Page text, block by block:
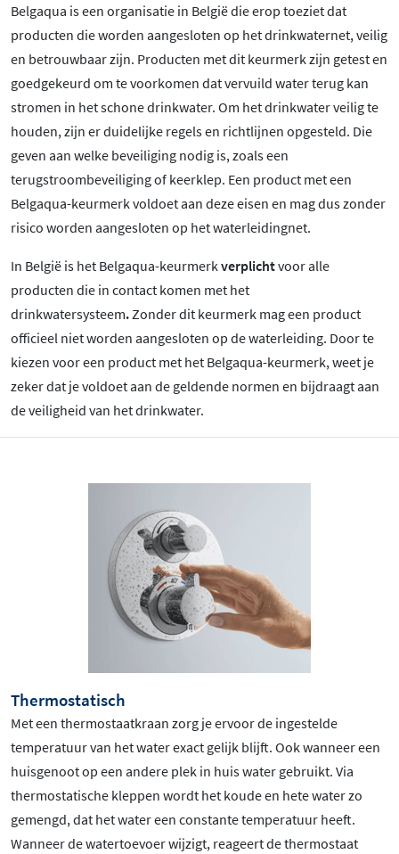
Belgaqua is een organisatie in België die erop toeziet dat
producten die worden aangesloten op het drinkwaternet, veilig
en betrouwbaar zijn. Producten met dit keurmerk zijn getest en
goedgekeurd om te voorkomen dat vervuild water terug kan
stromen in het schone drinkwater. Om het drinkwater veilig te
houden, zijn er duidelijke regels en richtlijnen opgesteld. Die
geven aan welke beveiliging nodig is, zoals een
terugstroombeveiliging of keerklep. Een product met een
Belgaqua-keurmerk voldoet aan deze eisen en mag dus zonder
risico worden aangesloten op het waterleidingnet.
In België is het Belgaqua-keurmerkverplichtvoor alle
producten die in contact komen met het
drinkwatersysteem.Zonder dit keurmerk mag een product
officieel niet worden aangesloten op de waterleiding. Door te
kiezen voor een product met het Belgaqua-keurmerk, weet je
zeker dat je voldoet aan de geldende normen en bijdraagt aan
de veiligheid van het drinkwater.
Thermostatisch
Met een thermostaatkraan zorg je ervoor de ingestelde
temperatuur van het water exact gelijk blijft. Ook wanneer een
huisgenoot op een andere plek in huis water gebruikt. Via
thermostatische kleppen wordt het koude en hete water zo
gemengd, dat het water een constante temperatuur heeft.
Wanneer de watertoevoer wijzigt, reageert de thermostaat